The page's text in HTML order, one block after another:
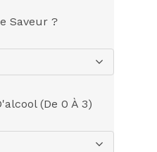
Saveur ?
(de 0 À 3)